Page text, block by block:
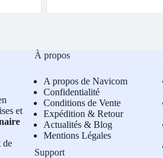
et
de
À propos
A propos de Navicom
Confidentialité
Conditions de Vente
Expédition & Retour
Actualités & Blog
Mentions Légales
Support